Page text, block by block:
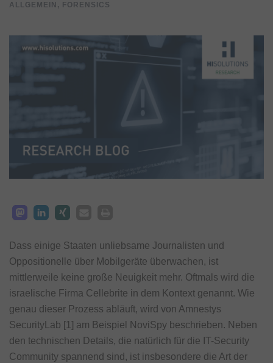
ALLGEMEIN , FORENSICS
Dass einige Staaten unliebsame Journalisten und
Oppositionelle über Mobilgeräte überwachen, ist
mittlerweile keine große Neuigkeit mehr. Oftmals wird die
israelische Firma Cellebrite in dem Kontext genannt. Wie
genau dieser Prozess abläuft, wird von Amnestys
SecurityLab [1] am Beispiel NoviSpy beschrieben. Neben
den technischen Details, die natürlich für die IT-Security
Community spannend sind, ist insbesondere die Art der